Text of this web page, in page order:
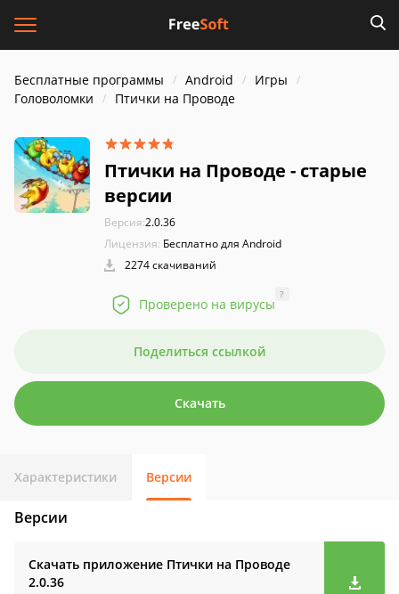
Бесплатные программы Android
Игры
Головоломки
Птички на Проводе
Птички на Проводе - старые
версии
Версия:2.0.36
Лицензия: Бесплатно для Android
2274 скачиваний
Проверено на вирусы
?
Поделиться ссылкой
Скачать
Характеристики Версии
Версии
Скачать приложение Птички на Проводе
2.0.36